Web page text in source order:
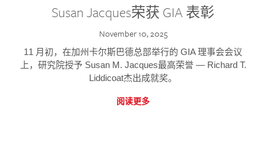
Susan Jacques荣获 GIA 表彰
November 10, 2025
11 月初，在加州卡尔斯巴德总部举行的 GIA 理事会会议
上，研究院授予 Susan M. Jacques最高荣誉 — Richard T.
Liddicoat杰出成就奖。
阅读更多